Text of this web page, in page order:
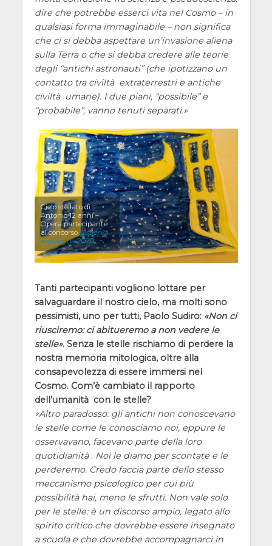
dire che potrebbe esserci vita nel Cosmo – in
qualsiasi forma immaginabile – non significa
che ci si debba aspettare un’invasione aliena
sulla Terra o che si debba credere alle teorie
degli “antichi astronauti” (che ipotizzano un
contatto tra civiltà extraterrestri e antiche
civiltà umane). I due piani, “possibile” e
“probabile”, vanno tenuti separati.
Cielo stellato di
Antonio 12 anni –
Opera partecipante
al concorsoOsserva
e disegna2020
Tanti partecipanti vogliono lottare per
salvaguardare il nostro cielo, ma molti sono
pessimisti, uno per tutti, Paolo Sudiro: Non ci
riusciremo: ci abitueremo a non vedere le
stelle . Senza le stelle rischiamo di perdere la
nostra memoria mitologica, oltre alla
consapevolezza di essere immersi nel
Cosmo. Com’è cambiato il rapporto
dell’umanità con le stelle?
Altro paradosso: gli antichi non conoscevano
le stelle come le conosciamo noi, eppure le
osservavano, facevano parte della loro
quotidianità . Noi le diamo per scontate e le
perderemo. Credo faccia parte dello stesso
meccanismo psicologico per cui più
possibilità hai, meno le sfrutti. Non vale solo
per le stelle: è un discorso ampio, legato allo
spirito critico che dovrebbe essere insegnato
a scuola e che dovrebbe accompagnarci in